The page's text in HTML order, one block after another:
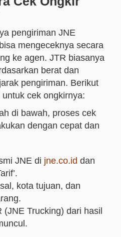
pengiriman JNE
mengeceknya secara
ke agen. JTR biasanya
berat dan
pengiriman. Berikut
cek ongkirnya:
di bawah, proses cek
dengan cepat dan
JNE di jne.co.id dan
kota tujuan, dan
(JNE Trucking) dari hasil